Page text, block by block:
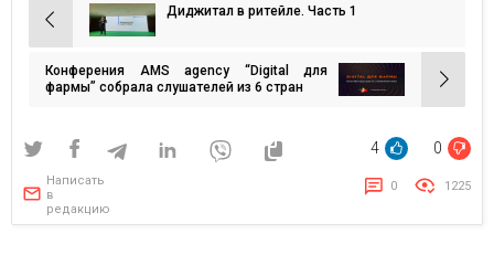
Навигация
по
записям
Диджитал в ритейле. Часть 1
Конферения AMS agency “Digital для
фармы” собрала слушателей из 6 стран
4 0
Написать
в
редакцию
0 1225